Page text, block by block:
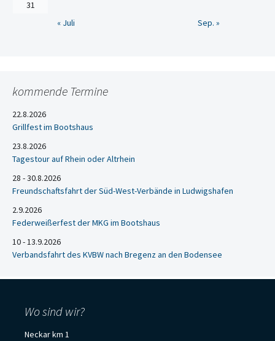
31
« Juli
Sep. »
kommende Termine
22.8.2026
Grillfest im Bootshaus
23.8.2026
Tagestour auf Rhein oder Altrhein
28 - 30.8.2026
Freundschaftsfahrt der Süd-West-Verbände in Ludwigshafen
2.9.2026
Federweißerfest der MKG im Bootshaus
10 - 13.9.2026
Verbandsfahrt des KVBW nach Bregenz an den Bodensee
Wo sind wir?
Neckar km 1